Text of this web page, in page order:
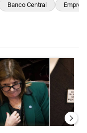
Banco Central
gobernadores
de tendencia con